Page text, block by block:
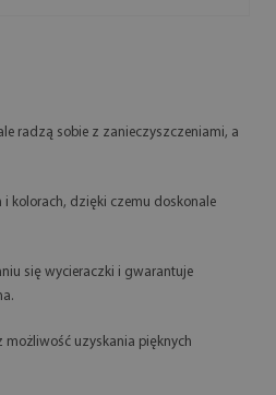
radzą sobie z zanieczyszczeniami, a
i kolorach, dzięki czemu doskonale
się wycieraczki i gwarantuje
możliwość uzyskania pięknych